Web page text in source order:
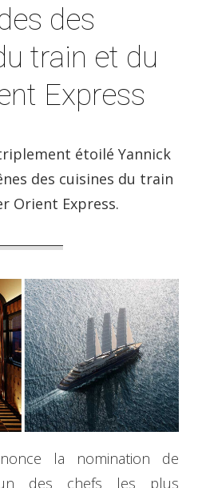
des
train et du
Express
étoilé Yannick
des cuisines du train
Orient Express.
la nomination de
des chefs les plus